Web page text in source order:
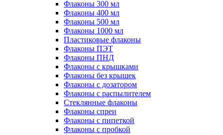
Флаконы 300 мл
Флаконы 400 мл
Флаконы 500 мл
Флаконы 1000 мл
Пластиковые флаконы
Флаконы ПЭТ
Флаконы ПНД
Флаконы с крышками
Флаконы без крышек
Флаконы с дозатором
Флаконы с распылителем
Стеклянные флаконы
Флаконы cпреи
Флаконы с пипеткой
Флаконы с пробкой